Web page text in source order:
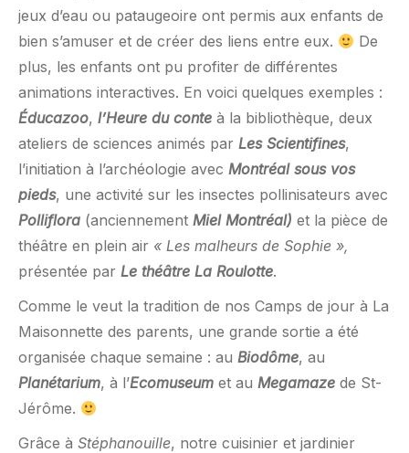
jeux d’eau ou pataugeoire ont permis aux enfants de
bien s’amuser et de créer des liens entre eux.
De
plus, les enfants ont pu profiter de différentes
animations interactives. En voici quelques exemples :
Éducazoo, l’Heure du conte à la bibliothèque, deux
ateliers de sciences animés par Les Scientifines,
l’initiation à l’archéologie avec Montréal sous vos
pieds, une activité sur les insectes pollinisateurs avec
Polliflora (anciennement Miel Montréal) et la pièce de
théâtre en plein air « Les malheurs de Sophie »,
présentée par Le théâtre La Roulotte.
Comme le veut la tradition de nos Camps de jour à La
Maisonnette des parents, une grande sortie a été
organisée chaque semaine : au Biodôme, au
Planétarium, à l’Ecomuseum et au Megamaze de St-
Jérôme.
Grâce à Stéphanouille, notre cuisinier et jardinier